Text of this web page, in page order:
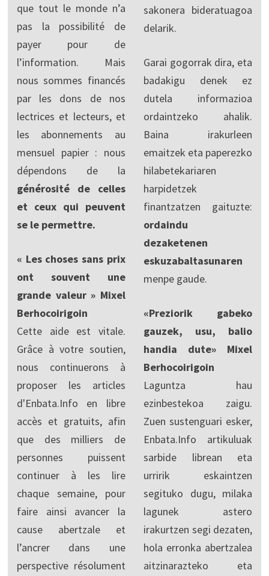
que tout le monde n’a
pas la possibilité de
payer pour de
l’information. Mais
nous sommes financés
par les dons de nos
lectrices et lecteurs, et
les abonnements au
mensuel papier : nous
dépendons de la
générosité de celles
et ceux qui peuvent
se le permettre.
« Les choses sans prix
ont souvent une
grande valeur » Mixel
Berhocoirigoin
Cette aide est vitale.
Grâce à votre soutien,
nous continuerons à
proposer les articles
d'Enbata.Info en libre
accès et gratuits, afin
que des milliers de
personnes puissent
continuer à les lire
chaque semaine, pour
faire ainsi avancer la
cause abertzale et
l’ancrer dans une
perspective résolument
sakonera bideratuagoa
delarik.
Garai gogorrak dira, eta
badakigu denek ez
dutela informazioa
ordaintzeko ahalik.
Baina irakurleen
emaitzek eta paperezko
hilabetekariaren
harpidetzek
finantzatzen gaituzte:
ordaindu
dezaketenen
eskuzabaltasunaren
menpe gaude.
«Preziorik gabeko
gauzek, usu, balio
handia dute» Mixel
Berhocoirigoin
Laguntza hau
ezinbestekoa zaigu.
Zuen sustenguari esker,
Enbata.Info artikuluak
sarbide librean eta
urririk eskaintzen
segituko dugu, milaka
lagunek astero
irakurtzen segi dezaten,
hola erronka abertzalea
aitzinarazteko eta